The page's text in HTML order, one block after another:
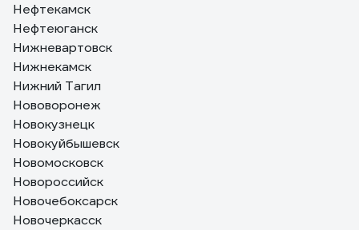
Нефтекамск
Нефтеюганск
Нижневартовск
Нижнекамск
Нижний Тагил
Нововоронеж
Новокузнецк
Новокуйбышевск
Новомосковск
Новороссийск
Новочебоксарск
Новочеркасск